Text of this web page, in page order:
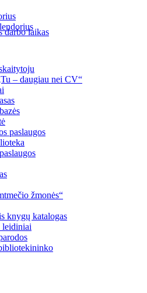
– daugiau nei CV“
paslaugos
žmonės“
knygų katalogas
leidiniai